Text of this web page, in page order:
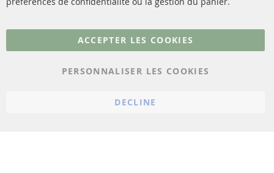
Plus de liens
Conditions générales
ACCEPTER LES COOKIES
PERSONNALISER LES COOKIES
DECLINE